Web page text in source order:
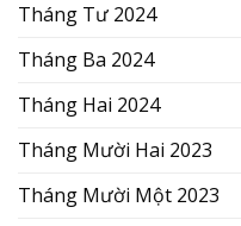
Tháng Tư 2024
Tháng Ba 2024
Tháng Hai 2024
Tháng Mười Hai 2023
Tháng Mười Một 2023